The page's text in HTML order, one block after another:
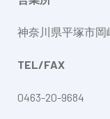
神奈川県平塚市岡
TEL/FAX
0463-20-9684